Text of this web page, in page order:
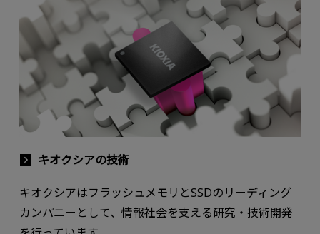
キオクシアの技術
キオクシアはフラッシュメモリとSSDのリーディング
カンパニーとして、情報社会を支える研究・技術開発